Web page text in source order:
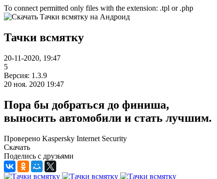
To connect permitted only files with the extension: .tpl or .php
Тачки всмятку
20-11-2020, 19:47
5
Версия: 1.3.9
20 ноя. 2020 19:47
Пора бы добраться до финиша,
выносить автомобили и стать лучшим.
Проверено Kaspersky Internet Security
Скачать
Поделись с друзьями